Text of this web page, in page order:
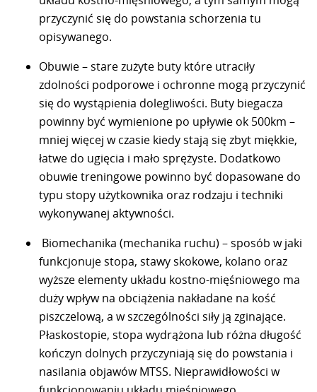
przyczynić się do powstania schorzenia tu
opisywanego.
Obuwie – stare zużyte buty które utraciły
zdolności podporowe i ochronne mogą przyczynić
się do wystąpienia dolegliwości. Buty biegacza
powinny być wymienione po upływie ok 500km –
mniej więcej w czasie kiedy stają się zbyt miękkie,
łatwe do ugięcia i mało sprężyste. Dodatkowo
obuwie treningowe powinno być dopasowane do
typu stopy użytkownika oraz rodzaju i techniki
wykonywanej aktywności.
Biomechanika (mechanika ruchu) – sposób w jaki
funkcjonuje stopa, stawy skokowe, kolano oraz
wyższe elementy układu kostno-mięśniowego ma
duży wpływ na obciążenia nakładane na kość
piszczelową, a w szczególności siły ją zginające.
Płaskostopie, stopa wydrążona lub różna długość
kończyn dolnych przyczyniają się do powstania i
nasilania objawów MTSS. Nieprawidłowości w